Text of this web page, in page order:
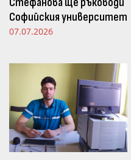
Софийския университет
07.07.2026